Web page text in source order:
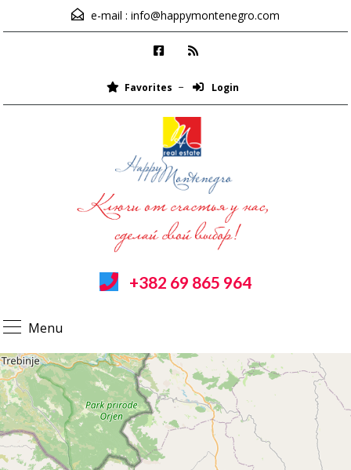
e-mail : info@happymontenegro.com
Favorites Login
+382 69 865 964
Menu